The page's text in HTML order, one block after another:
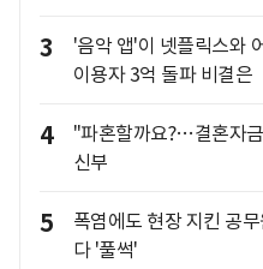
3
'음악 앱'이 넷플릭스와
이용자 3억 돌파 비결은
4
"파혼할까요?…결혼자
신부
5
폭염에도 현장 지킨 공
다 '풀썩'